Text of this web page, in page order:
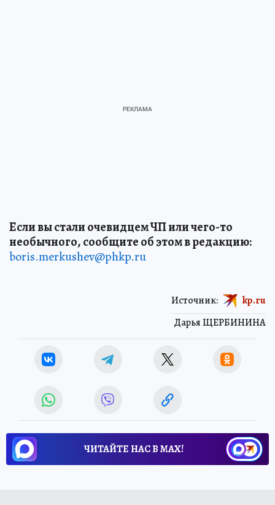
Если вы стали очевидцем ЧП или чего-то
необычного, сообщите об этом в редакцию:
boris.merkushev@phkp.ru
Дарья ЩЕРБИНИНА
Источник: kp.ru
ЧИТАЙТЕ НАС В МАХ!